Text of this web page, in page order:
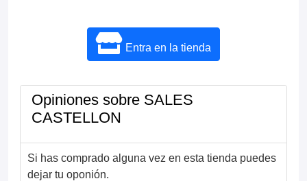
Entra en la tienda
Opiniones sobre SALES
CASTELLON
Si has comprado alguna vez en esta tienda puedes
dejar tu oponión.